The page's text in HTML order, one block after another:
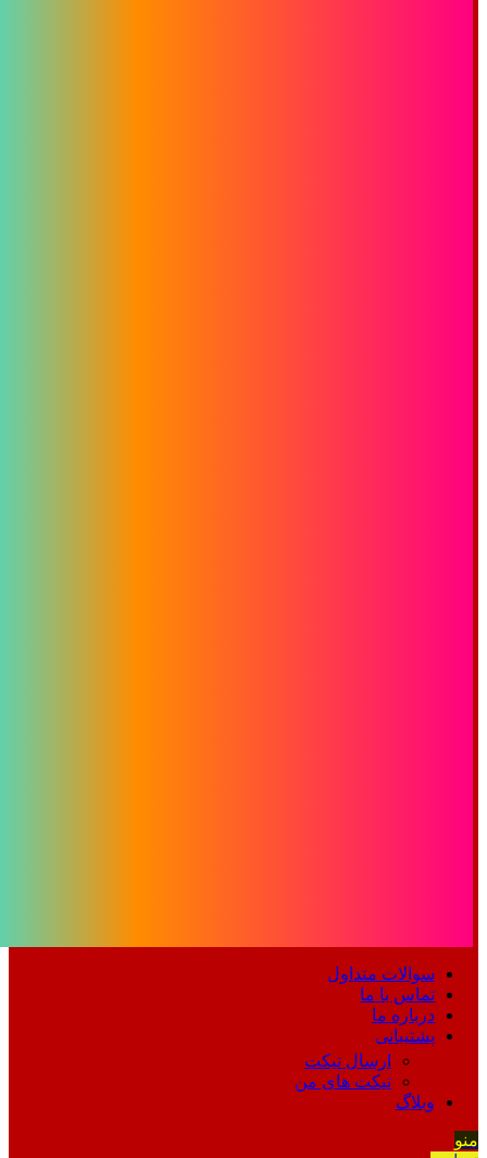
سوالات متداول
تماس با ما
درباره ما
پشتیبانی
ارسال تیکت
تیکت های من
وبلاگ
منو